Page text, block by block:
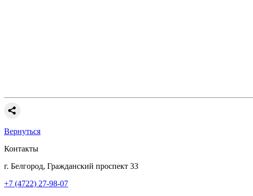
Вернуться
Контакты
г. Белгород, Гражданский проспект 33
+7 (4722) 27-98-07